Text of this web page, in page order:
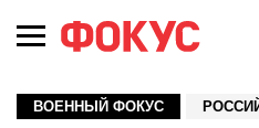
ВОЕННЫЙ ФОКУС